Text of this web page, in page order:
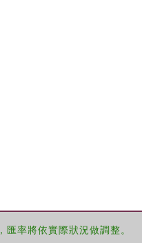
率將依實際狀況做調整。